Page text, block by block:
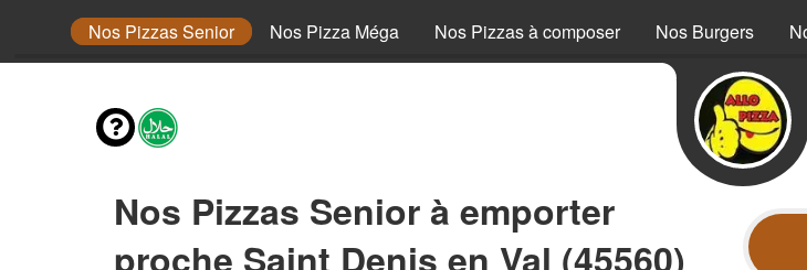
Nos Pizzas Senior Nos Pizza Méga Nos Pizzas à composer Nos Burgers
Nos Pizzas Senior à emporter
proche Saint Denis en Val (45560)